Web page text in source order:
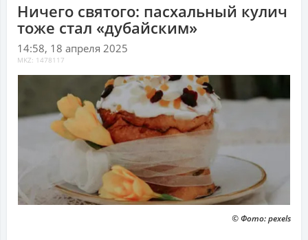
Ничего святого: пасхальный кулич
тоже стал «дубайским»
14:58, 18 апреля 2025
MKZ: 1478117
© Фото: pexels